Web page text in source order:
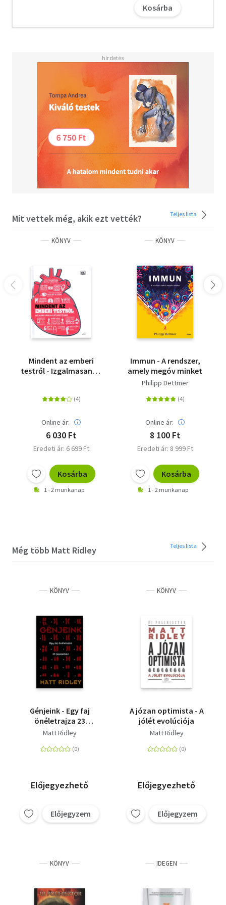
mai napig lelküsmeret-furdalást érzek (bár nem veszek
részt, és ezért úgy döntenek, hogy előrelapoznak a
Olvasd el mások véleményét is!
Kosárba
Mit vettek még, akik ezt vették? Teljes lista
KÖNYV
Mindent az emberi
testről - Izgalmasan és
Online ár:
6 030 Ft
Eredeti ár: 6 699 Ft
Kosárba
1 - 2 munkanap
KÖNYV
Immun - A rendszer,
amely megóv minket
Philipp Dettmer
Online ár:
8 100 Ft
Eredeti ár: 8 999 Ft
Kosárba
1 - 2 munkanap
Még több Matt Ridley Teljes lista
KÖNYV
Génjeink - Egy faj
önéletrajza 23
fejezetben
Matt Ridley
Előjegyezhető
Előjegyzem
KÖNYV
A józan optimista - A
jólét evolúciója
Matt Ridley
Előjegyezhető
Előjegyzem
KÖNYV IDEGEN